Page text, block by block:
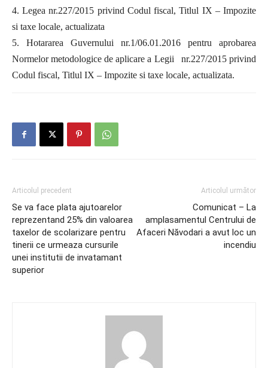
4. Legea nr.227/2015 privind Codul fiscal, Titlul IX – Impozite
si taxe locale, actualizata
5. Hotararea Guvernului nr.1/06.01.2016 pentru aprobarea
Normelor metodologice de aplicare a Legii nr.227/2015 privind
Codul fiscal, Titlul IX – Impozite si taxe locale, actualizata.
Articolul precedent
Se va face plata ajutoarelor
reprezentand 25% din valoarea
taxelor de scolarizare pentru
tinerii ce urmeaza cursurile
unei institutii de invatamant
superior
Articolul următor
Comunicat – La
amplasamentul Centrului de
Afaceri Năvodari a avut loc un
incendiu